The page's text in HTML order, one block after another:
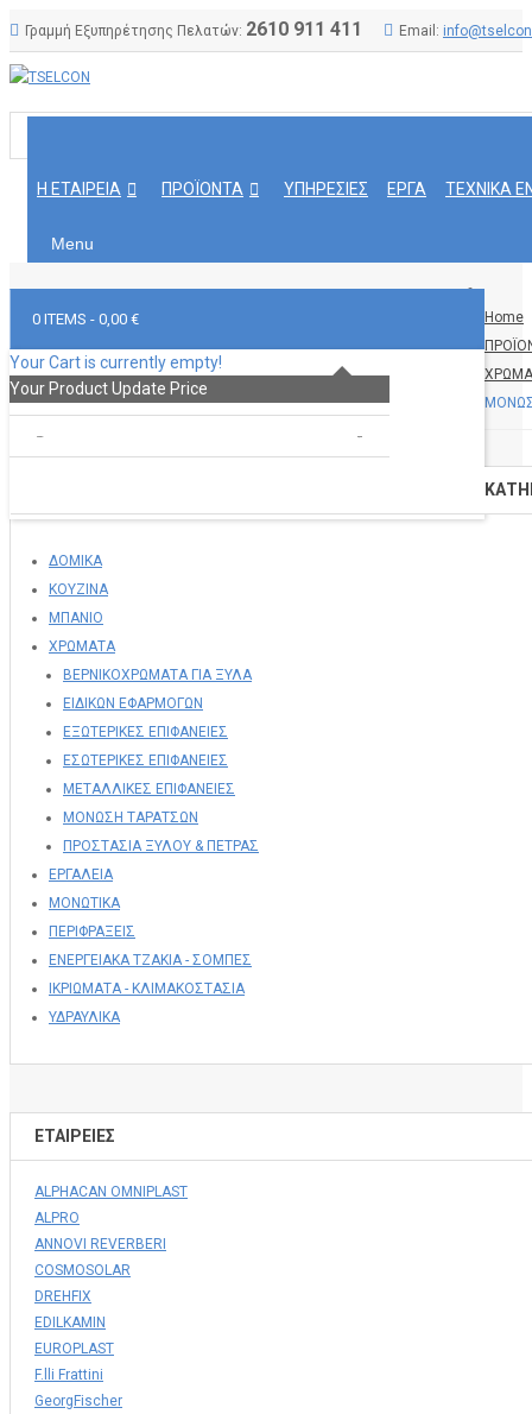
Γραμμή Εξυπηρέτησης Πελατών: 2610 911 411 Email:
Η ΕΤΑΙΡΕΙΑ ΠΡΟΪΟΝΤΑ ΥΠΗΡΕΣΙΕΣ ΕΡΓΑ ΤΕΧΝΙΚΑ
Menu
0 ITEMS - 0,00 €
Your Cart is currently empty!
Your ProductUpdate Price
Home
ΔΟΜΙΚΑ
ΚΟΥΖΙΝΑ
ΜΠΑΝΙΟ
ΧΡΩΜΑΤΑ
ΒΕΡΝΙΚΟΧΡΩΜΑΤΑ ΓΙΑ ΞΥΛΑ
ΕΙΔΙΚΩΝ ΕΦΑΡΜΟΓΩΝ
ΕΞΩΤΕΡΙΚΕΣ ΕΠΙΦΑΝΕΙΕΣ
ΕΣΩΤΕΡΙΚΕΣ ΕΠΙΦΑΝΕΙΕΣ
ΜΕΤΑΛΛΙΚΕΣ ΕΠΙΦΑΝΕΙΕΣ
ΜΟΝΩΣΗ ΤΑΡΑΤΣΩΝ
ΠΡΟΣΤΑΣΙΑ ΞΥΛΟΥ & ΠΕΤΡΑΣ
ΕΡΓΑΛΕΙΑ
ΜΟΝΩΤΙΚΑ
ΠΕΡΙΦΡΑΞΕΙΣ
ΕΝΕΡΓΕΙΑΚΑ ΤΖΑΚΙΑ - ΣΟΜΠΕΣ
ΙΚΡΙΩΜΑΤΑ - ΚΛΙΜΑΚΟΣΤΑΣΙΑ
ΥΔΡΑΥΛΙΚΑ
ΕΤΑΙΡΕΊΕΣ
ALPHACAN OMNIPLAST
ALPRO
ANNOVI REVERBERI
COSMOSOLAR
DREHFIX
EDILKAMIN
EUROPLAST
F.lli Frattini
GeorgFischer